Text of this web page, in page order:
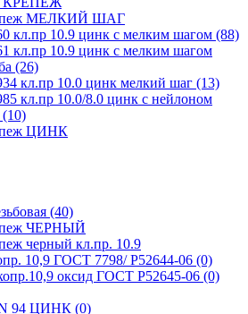
МЕЛКИЙ ШАГ
кл.пр 10.9 цинк с мелким шагом (88)
кл.пр 10.9 цинк с мелким шагом
(26)
кл.пр 10.0 цинк мелкий шаг (13)
кл.пр 10.0/8.0 цинк с нейлоном
(10)
ЦИНК
(40)
ЧЕРНЫЙ
черный кл.пр. 10.9
10,9 ГОСТ 7798/ Р52644-06 (0)
оксид ГОСТ Р52645-06 (0)
94 ЦИНК (0)